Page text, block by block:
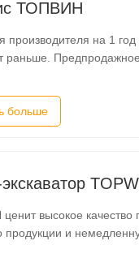
ТОПВИН
производителя на 1
Позвоните нам, независимо от того,
развитие этой линии
больше
ценит высокое
продукции и